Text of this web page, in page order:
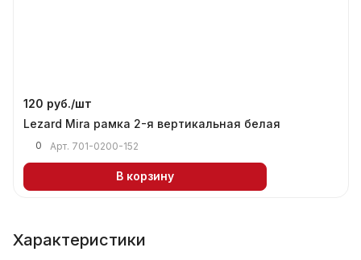
120 руб./шт
Lezard Mira рамка 2-я вертикальная белая
0 Арт. 701-0200-152
В корзину
Характеристики